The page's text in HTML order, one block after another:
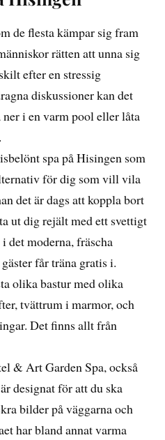
de flesta kämpar sig fram
rätten att unna sig
efter en stressig
diskussioner kan det
i en varm pool eller låta
spa på Hisingen som
för dig som vill vila
det är dags att koppla bort
ut dig rejält med ett svettigt
det moderna, fräscha
får träna gratis i.
olika bastur med olika
tvättrum i marmor, och
Det finns allt från
& Art Garden Spa, också
designat för att du ska
bilder på väggarna och
har bland annat varma